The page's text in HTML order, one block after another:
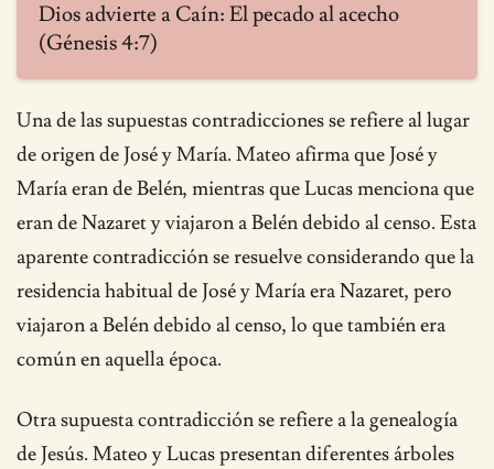
Dios advierte a Caín: El pecado al acecho
(Génesis 4:7)
Una de las supuestas contradicciones se refiere al lugar
de origen de José y María. Mateo afirma que José y
María eran de Belén, mientras que Lucas menciona que
eran de Nazaret y viajaron a Belén debido al censo. Esta
aparente contradicción se resuelve considerando que la
residencia habitual de José y María era Nazaret, pero
viajaron a Belén debido al censo, lo que también era
común en aquella época.
Otra supuesta contradicción se refiere a la genealogía
de Jesús. Mateo y Lucas presentan diferentes árboles